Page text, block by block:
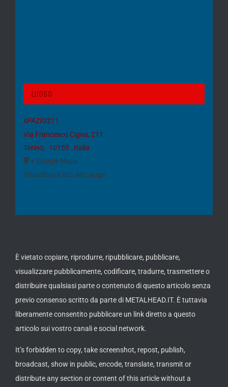
Luogo
sPAZIO211
Via Francesco Cigna, 211
Torino, 10155
Italia
+ Google Maps
Visualizza il sito del Luogo
È vietato copiare, riprodurre, ripubblicare, pubblicare,
visualizzare pubblicamente, codificare, tradurre, trasmettere o
distribuire qualsiasi parte o contenuto di questo articolo senza
previo consenso scritto da parte di METALHEAD.IT. È tuttavia
liberamente consentito pubblicare un link diretto a questo
articolo sui vostro canali e social network.
It’s forbidden to copy, take screenshot, repost, publish,
broadcast, show in public, encode, translate, transmit or
distribute any section or content of this article without a